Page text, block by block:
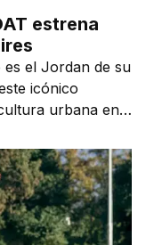
estrena
el Jordan de su
icónico
urbana en